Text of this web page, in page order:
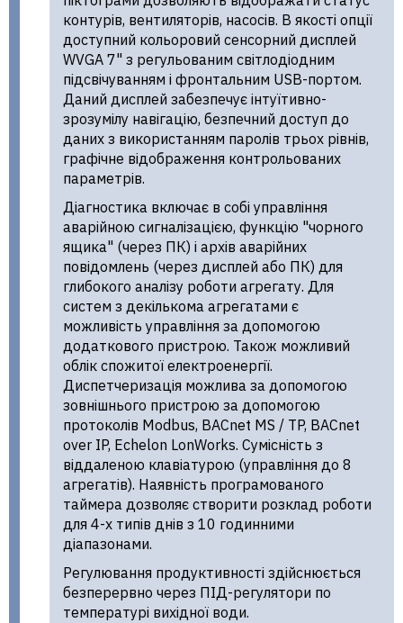
контурів, вентиляторів, насосів. В якості опції
доступний кольоровий сенсорний дисплей
WVGA 7" з регульованим світлодіодним
підсвічуванням і фронтальним USB-портом.
Даний дисплей забезпечує інтуїтивно-
зрозумілу навігацію, безпечний доступ до
даних з використанням паролів трьох рівнів,
графічне відображення контрольованих
параметрів.
Діагностика включає в собі управління
аварійною сигналізацією, функцію "чорного
ящика" (через ПК) і архів аварійних
повідомлень (через дисплей або ПК) для
глибокого аналізу роботи агрегату. Для
систем з декількома агрегатами є
можливість управління за допомогою
додаткового пристрою. Також можливий
облік спожитої електроенергії.
Диспетчеризація можлива за допомогою
зовнішнього пристрою за допомогою
протоколів Modbus, BACnet MS / TP, BACnet
over IP, Echelon LonWorks. Сумісність з
віддаленою клавіатурою (управління до 8
агрегатів). Наявність програмованого
таймера дозволяє створити розклад роботи
для 4-х типів днів з 10 годинними
діапазонами.
Регулювання продуктивності здійснюється
безперервно через ПІД-регулятори по
температурі вихідної води.